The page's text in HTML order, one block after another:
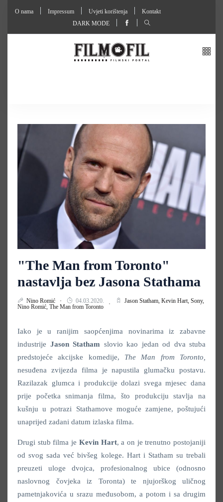
O nama Impressum Uvjeti korištenja
Kontakt
DARK MODE
"The Man from Toronto"
nastavlja bez Jasona Stathama
Nino Romić 04.03.2020. Jason Statham, Kevin Hart, Sony,
Nino Romić, The Man from Toronto
Iako je u ranijim saopćenjima novinarima iz zabavne
industrije Jason Statham slovio kao jedan od dva stuba
predstojeće akcijske komedije, The Man from Toronto,
nesuđena zvijezda filma je napustila glumačku postavu.
Razilazak glumca i produkcije dolazi svega mjesec dana
prije početka snimanja filma, što produkciju stavlja na
kušnju u potrazi Stathamove moguće zamjene, poštujući
unaprijed zadani datum izlaska filma.
Drugi stub filma je Kevin Hart, a on je trenutno postojaniji
od svog sada već bivšeg kolege. Hart i Statham su trebali
preuzeti uloge dvojca, profesionalnog ubice (odnosno
naslovnog čovjeka iz Toronta) te njujorškog uličnog
pametnjakovića u srazu međusobom, a potom i sa drugim